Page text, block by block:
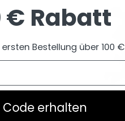
€ Rabatt
ersten Bestellung über 100 €
Code erhalten